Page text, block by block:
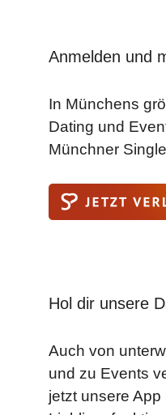
Anmelden und
In Münchens
Dating und
Münchner
Hol dir unsere
Auch von
und zu Events
jetzt unsere App